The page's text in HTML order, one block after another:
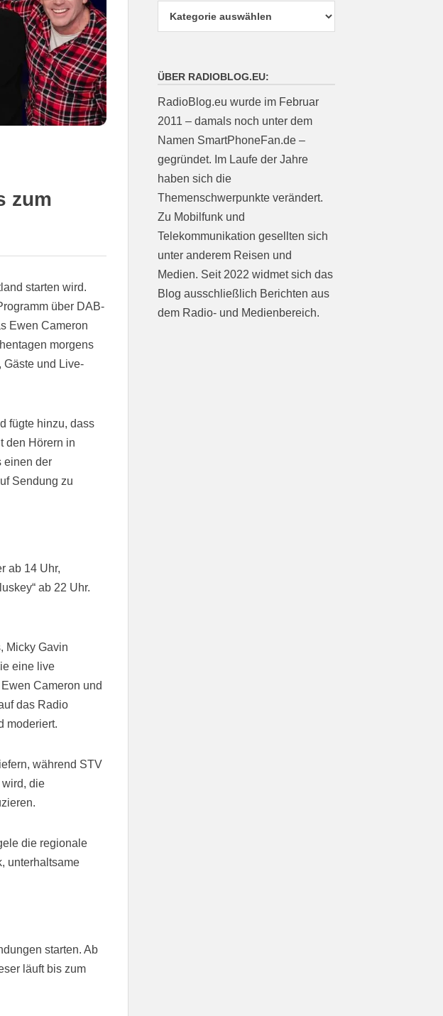
zum
starten wird.
über DAB-
Ewen Cameron
morgens
Gäste und Live-
fügte hinzu, dass
den Hörern in
einen der
Sendung zu
ab 14 Uhr,
ab 22 Uhr.
Micky Gavin
eine live
Cameron und
das Radio
moderiert.
während STV
die
die regionale
unterhaltsame
starten. Ab
läuft bis zum
ÜBER RADIOBLOG.EU:
RadioBlog.eu wurde im Februar
2011 – damals noch unter dem
Namen SmartPhoneFan.de –
gegründet. Im Laufe der Jahre
haben sich die
Themenschwerpunkte verändert.
Zu Mobilfunk und
Telekommunikation gesellten sich
unter anderem Reisen und
Medien. Seit 2022 widmet sich das
Blog ausschließlich Berichten aus
dem Radio- und Medienbereich.